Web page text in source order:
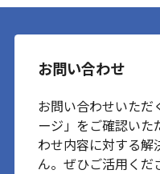
お問い合わせ
お問い合わせいただ
ージ」をご確認い
わせ内容に対する解
ん。ぜひご活用くだ